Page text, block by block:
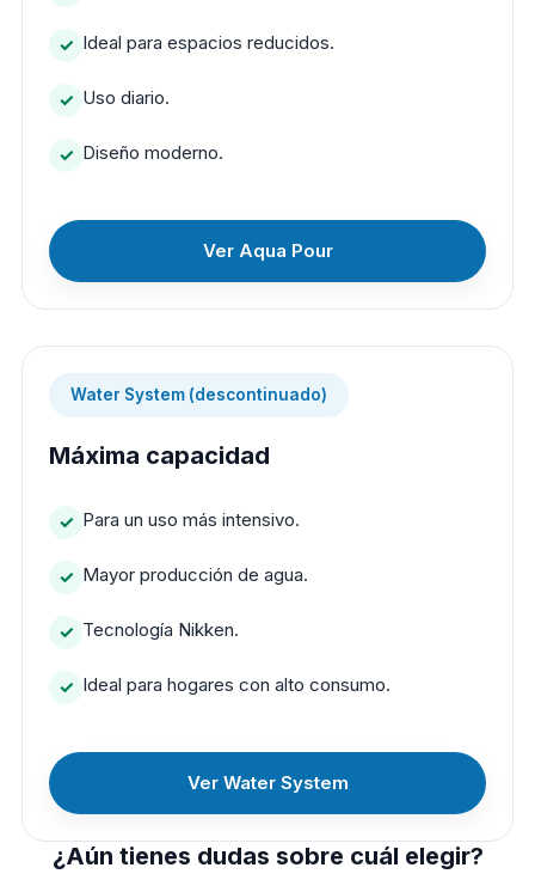
Ideal para espacios reducidos.
Uso diario.
Diseño moderno.
Ver Aqua Pour
Water System (descontinuado)
Máxima capacidad
Para un uso más intensivo.
Mayor producción de agua.
Tecnología Nikken.
Ideal para hogares con alto consumo.
Ver Water System
¿Aún tienes dudas sobre cuál elegir?